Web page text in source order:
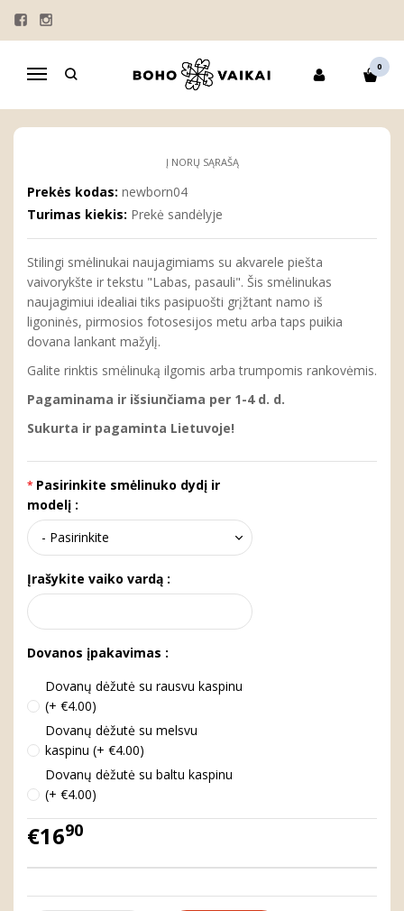
Navigacija
0
Pagrindinis
PERSONALIZUOTI SMĖLINUKAI
NAUJAGIMIAMS "VAIVORYKŠTĖ"
Į NORŲ SĄRAŠĄ
Prekės kodas: newborn04
Turimas kiekis: Prekė sandėlyje
Stilingi smėlinukai naujagimiams su akvarele piešta
vaivorykšte ir tekstu "Labas, pasauli". Šis smėlinukas
naujagimiui idealiai tiks pasipuošti grįžtant namo iš
ligoninės, pirmosios fotosesijos metu arba taps puikia
dovana lankant mažylį.
Galite rinktis smėlinuką ilgomis arba trumpomis rankovėmis.
Pagaminama ir išsiunčiama per 1-4 d. d.
Sukurta ir pagaminta Lietuvoje!
Pasirinkite smėlinuko dydį ir
modelį :
Įrašykite vaiko vardą :
Dovanos įpakavimas :
Dovanų dėžutė su rausvu kaspinu
(+ €4.00)
Dovanų dėžutė su melsvu
kaspinu (+ €4.00)
Dovanų dėžutė su baltu kaspinu
(+ €4.00)
€1690